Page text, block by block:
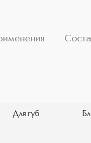
равнодушным.
Для губ